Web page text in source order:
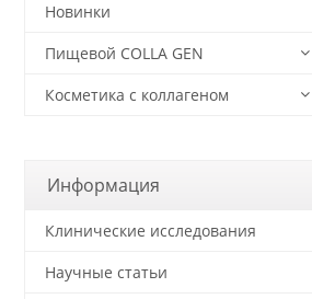
Новинки
Пищевой COLLA GEN
Косметика с коллагеном
Информация
Клинические исследования
Научные статьи